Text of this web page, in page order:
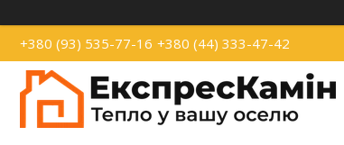
+380 (93) 535-77-16 +380 (44) 333-47-42